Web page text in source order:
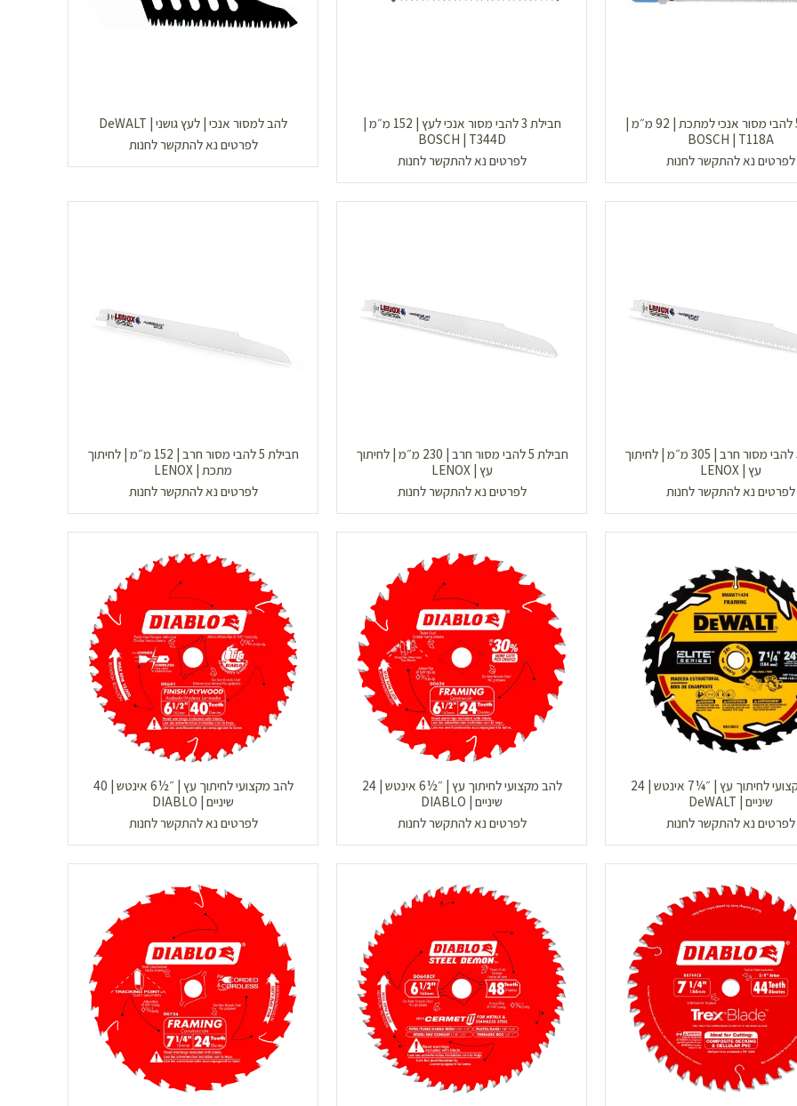
חבילת 5 להבי מסור אנכי למתכת | 92 מ״מ |
BOSCH | T118A
לפרטים נא להתקשר לחנות
חבילת 3 להבי מסור אנכי לעץ | 152 מ״מ |
BOSCH | T344D
לפרטים נא להתקשר לחנות
להב למסור אנכי | לעץ גושני | DeWALT
לפרטים נא להתקשר לחנות
חבילת 5 להבי מסור חרב | 305 מ״מ | לחיתוך
עץ | LENOX
לפרטים נא להתקשר לחנות
חבילת 5 להבי מסור חרב | 230 מ״מ | לחיתוך
עץ | LENOX
לפרטים נא להתקשר לחנות
חבילת 5 להבי מסור חרב | 152 מ״מ | לחיתוך
מתכת | LENOX
לפרטים נא להתקשר לחנות
להב מקצועי לחיתוך עץ | ״¼7 אינטש | 24
שיניים | DeWALT
לפרטים נא להתקשר לחנות
להב מקצועי לחיתוך עץ | ״½6 אינטש | 24
שיניים | DIABLO
לפרטים נא להתקשר לחנות
להב מקצועי לחיתוך עץ | ״½6 אינטש | 40
שיניים | DIABLO
לפרטים נא להתקשר לחנות